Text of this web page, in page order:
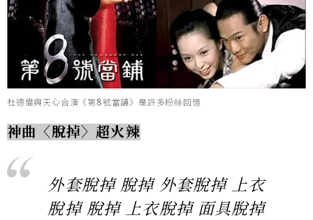
杜德偉與天心合演《第8號當舖》是許多粉絲回憶
神曲〈脫掉〉超火辣
外套脫掉 脫掉 外套脫掉 上衣
脫掉 脫掉 上衣脫掉 面具脫掉